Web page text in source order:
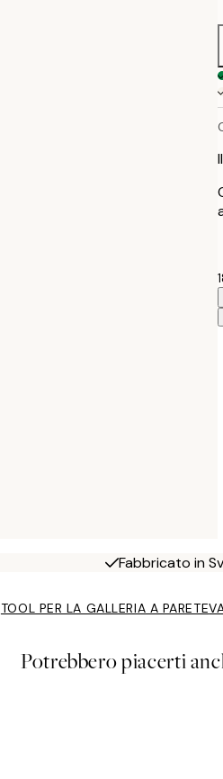
Fabbricato in
TOOL PER LA GALLERIA A PARETE
Potrebbero piacerti